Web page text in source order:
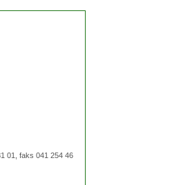
01, faks 041 254 46